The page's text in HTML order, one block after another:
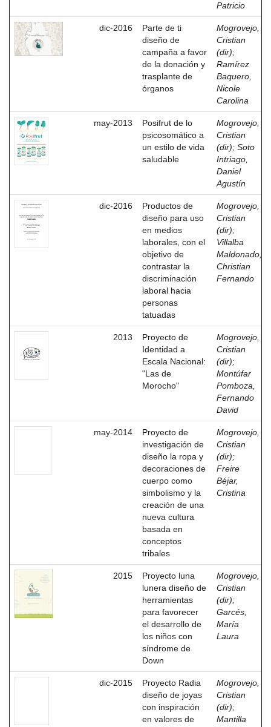
Patricio
dic-2016
Parte de ti
diseño de
campaña a favor
de la donación y
trasplante de
órganos
Mogrovejo,
Cristian
(dir);
Ramírez
Baquero,
Nicole
Carolina
may-2013
Posifrut de lo
psicosomático a
un estilo de vida
saludable
Mogrovejo,
Cristian
(dir); Soto
Intriago,
Daniel
Agustín
dic-2016
Productos de
diseño para uso
en medios
laborales, con el
objetivo de
contrastar la
discriminación
laboral hacia
personas
tatuadas
Mogrovejo,
Cristian
(dir);
Villalba
Maldonado,
Christian
Fernando
2013
Proyecto de
Identidad a
Escala Nacional:
"Las de
Morocho"
Mogrovejo,
Cristian
(dir);
Montúfar
Pomboza,
Fernando
David
may-2014
Proyecto de
investigación de
diseño la ropa y
decoraciones de
cuerpo como
simbolismo y la
creación de una
nueva cultura
basada en
conceptos
tribales
Mogrovejo,
Cristian
(dir);
Freire
Béjar,
Cristina
2015
Proyecto luna
lunera diseño de
herramientas
para favorecer
el desarrollo de
los niños con
síndrome de
Down
Mogrovejo,
Cristian
(dir);
Garcés,
María
Laura
dic-2015
Proyecto Radia
diseño de joyas
con inspiración
en valores de
Mogrovejo,
Cristian
(dir);
Mantilla